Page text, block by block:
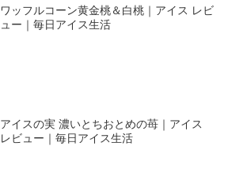
ワッフルコーン黄金桃＆白桃｜アイス レビ
ュー｜毎日アイス生活
アイスの実 濃いとちおとめの苺｜アイス
レビュー｜毎日アイス生活